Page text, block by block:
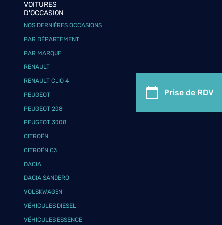
Prise de RDV
VOITURES
D'OCCASION
NOS DERNIÈRES OCCASIONS
PAR DÉPARTEMENT
PAR MARQUE
RENAULT
RENAULT CLIO 4
PEUGEOT
PEUGEOT 208
PEUGEOT 3008
CITROËN
CITROËN C3
DACIA
DACIA SANDERO
VOLSKWAGEN
VÉHICULES DIESEL
VÉHICULES ESSENCE